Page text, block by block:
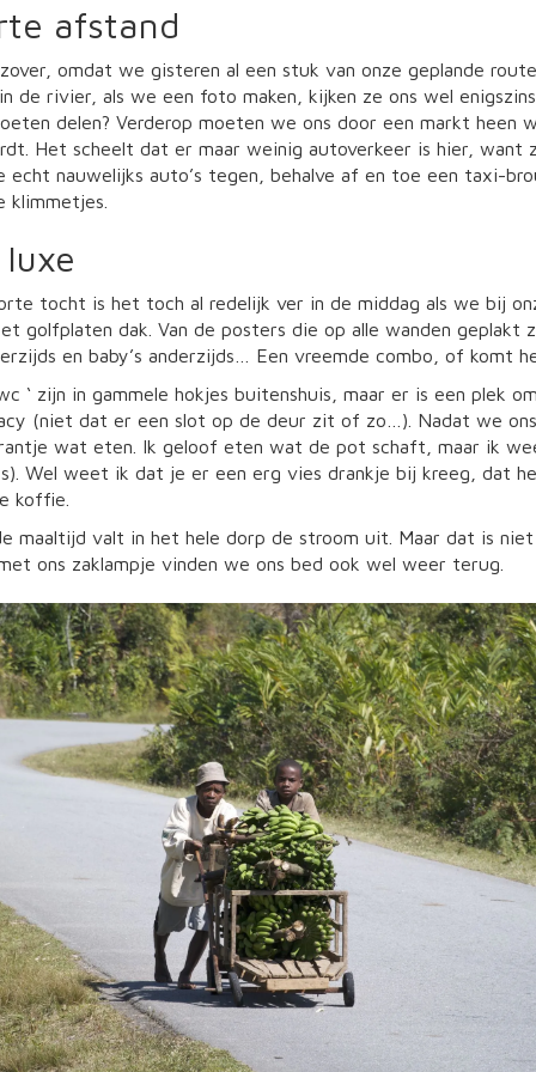
afstand
omdat we gisteren al een stuk van onze geplande
de rivier, als we een foto maken, kijken ze ons wel
delen? Verderop moeten we ons door een markt heen
Het scheelt dat er maar weinig autoverkeer is hier,
echt nauwelijks auto’s tegen, behalve af en toe een taxi-
klimmetjes.
tocht is het toch al redelijk ver in de middag als we bij
golfplaten dak. Van de posters die op alle wanden geplakt
en baby’s anderzijds… Een vreemde combo, of komt
‘ zijn in gammele hokjes buitenshuis, maar er is een plek
(niet dat er een slot op de deur zit of zo…). Nadat we
wat eten. Ik geloof eten wat de pot schaft, maar ik
Wel weet ik dat je er een erg vies drankje bij kreeg, dat
koffie.
maaltijd valt in het hele dorp de stroom uit. Maar dat is
ons zaklampje vinden we ons bed ook wel weer terug.